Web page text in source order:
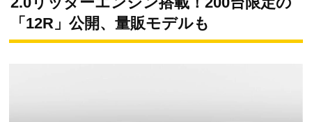
「12R」公開、量販モデルも